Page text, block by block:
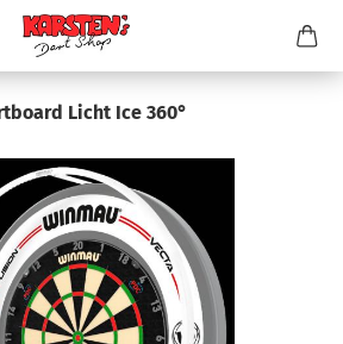
Licht Ice 360°